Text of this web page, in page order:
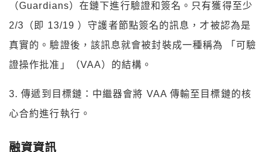
（Guardians）在鏈下進行驗證和簽名。只有獲得至少
2/3（即 13/19 ）守護者節點簽名的訊息，才被認為是
真實的。驗證後，該訊息就會被封裝成⼀種稱為 「可驗
證操作批准」（VAA）的結構。
3. 傳遞到目標鏈：中繼器會將 VAA 傳輸⾄⽬標鏈的核
心合約進⾏執⾏。
融資資訊